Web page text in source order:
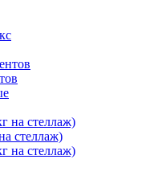
стеллаж)